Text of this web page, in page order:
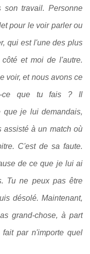
son travail. Personne
pour le voir parler ou
qui est l'une des plus
et moi de l'autre.
voir, et nous avons ce
ce que tu fais ? Il
que je lui demandais,
assisté à un match où
C'est de sa faute.
de ce que je lui ai
Tu ne peux pas être
désolé. Maintenant,
grand-chose, à part
par n'importe quel